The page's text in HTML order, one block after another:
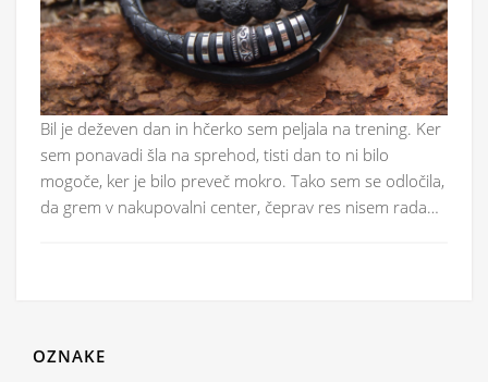
Bil je deževen dan in hčerko sem peljala na trening. Ker
sem ponavadi šla na sprehod, tisti dan to ni bilo
mogoče, ker je bilo preveč mokro. Tako sem se odločila,
da grem v nakupovalni center, čeprav res nisem rada…
OZNAKE